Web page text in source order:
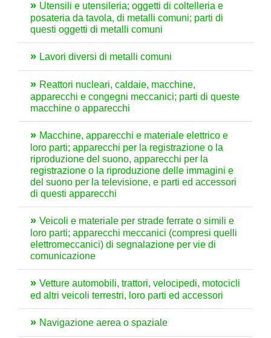
Utensili e utensileria; oggetti di coltelleria e
posateria da tavola, di metalli comuni; parti di
questi oggetti di metalli comuni
Lavori diversi di metalli comuni
Reattori nucleari, caldaie, macchine,
apparecchi e congegni meccanici; parti di queste
macchine o apparecchi
Macchine, apparecchi e materiale elettrico e
loro parti; apparecchi per la registrazione o la
riproduzione del suono, apparecchi per la
registrazione o la riproduzione delle immagini e
del suono per la televisione, e parti ed accessori
di questi apparecchi
Veicoli e materiale per strade ferrate o simili e
loro parti; apparecchi meccanici (compresi quelli
elettromeccanici) di segnalazione per vie di
comunicazione
Vetture automobili, trattori, velocipedi, motocicli
ed altri veicoli terrestri, loro parti ed accessori
Navigazione aerea o spaziale